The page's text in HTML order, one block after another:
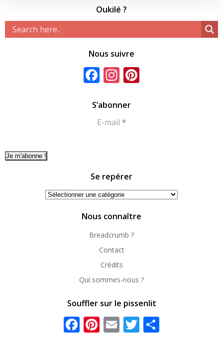
Oukilé ?
Nous suivre
Facebook
Instagram
S’abonner
E-mail *
Se repérer
Se
Nous connaître
Breadcrumb ?
Contact
Crédits
Qui sommes-nous ?
Souffler sur le pissenlit
Facebook
Pinterest
EmailTwitter